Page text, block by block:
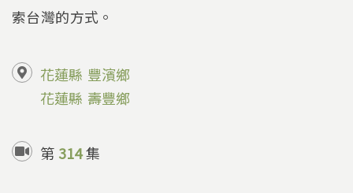
索台灣的方式。
花蓮縣 豐濱鄉
花蓮縣 壽豐鄉
第 314集